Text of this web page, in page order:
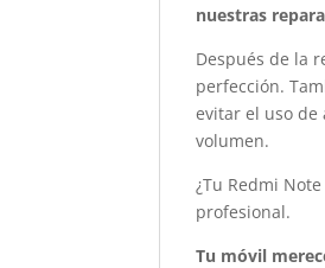
nuestras
Después de la
perfección.
evitar el uso de
volumen.
¿Tu Redmi
profesional.
Tu móvil